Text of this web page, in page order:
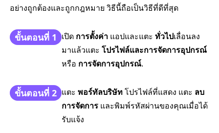
อย่างถูกต้องและถูกกฎหมาย วิธีนี้ถือเป็นวิธีที่ดีที่สุด
ขั้นตอนที่ 1 เปิด การตั้งค่า แอปและแตะ ทั่วไปเลื่อนลง
มาแล้วแตะ โปรไฟล์และการจัดการอุปกรณ์
หรือ การจัดการอุปกรณ์.
ขั้นตอนที่ 2 แตะ พอร์ทัลบริษัทโปรไฟล์ที่แสดง แตะ ลบ
การจัดการ และพิมพ์รหัสผ่านของคุณเมื่อได้
รับแจ้ง